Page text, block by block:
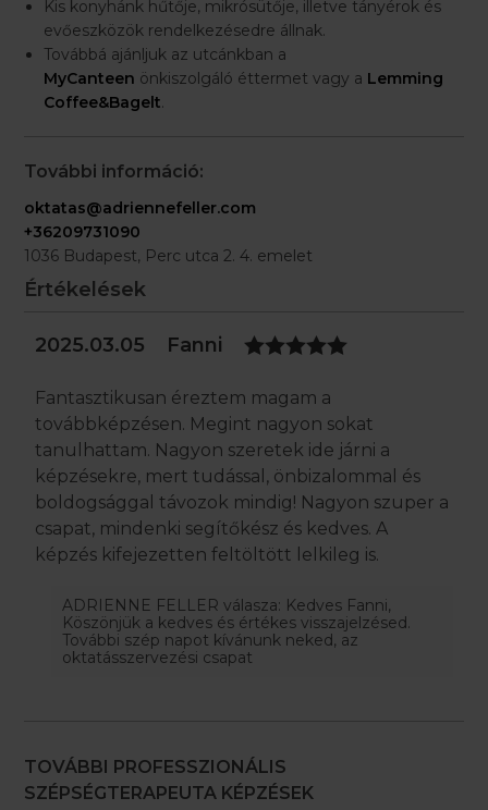
Kis konyhánk hűtője, mikrósütője, illetve tányérok és
evőeszközök rendelkezésedre állnak.
Továbbá ajánljuk az utcánkban a
MyCanteen önkiszolgáló éttermet vagy a Lemming
Coffee&Bagelt.
További információ:
oktatas@adriennefeller.com
+36209731090
1036 Budapest, Perc utca 2. 4. emelet
Értékelések
2025.03.05 Fanni
Fantasztikusan éreztem magam a
továbbképzésen. Megint nagyon sokat
tanulhattam. Nagyon szeretek ide járni a
képzésekre, mert tudással, önbizalommal és
boldogsággal távozok mindig! Nagyon szuper a
csapat, mindenki segítőkész és kedves. A
képzés kifejezetten feltöltött lelkileg is.
ADRIENNE FELLER válasza: Kedves Fanni,
Köszönjük a kedves és értékes visszajelzésed.
További szép napot kívánunk neked, az
oktatásszervezési csapat
TOVÁBBI PROFESSZIONÁLIS
SZÉPSÉGTERAPEUTA KÉPZÉSEK